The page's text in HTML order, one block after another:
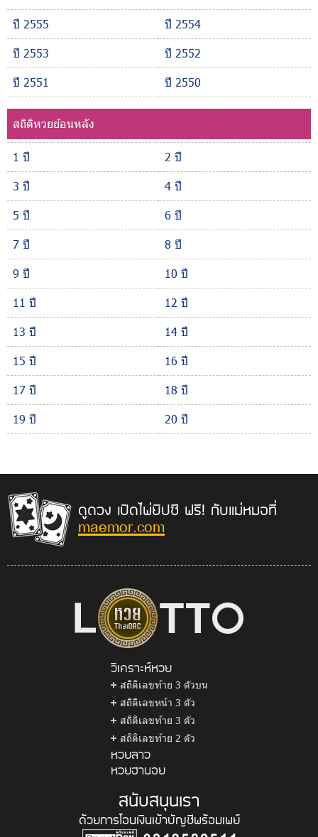
ปี 2555
ปี 2554
ปี 2553
ปี 2552
ปี 2551
ปี 2550
สถิติหวยย้อนหลัง
1 ปี
2 ปี
3 ปี
4 ปี
5 ปี
6 ปี
7 ปี
8 ปี
9 ปี
10 ปี
11 ปี
12 ปี
13 ปี
14 ปี
15 ปี
16 ปี
17 ปี
18 ปี
19 ปี
20 ปี
ดูดวง เปิดไพ่ยิปซี ฟรี! กับแม่หมอที่
maemor.com
วิเคราะห์หวย
สถิติเลขท้าย 3 ตัวบน
สถิติเลขหน้า 3 ตัว
สถิติเลขท้าย 3 ตัว
สถิติเลขท้าย 2 ตัว
หวยลาว
หวยฮานอย
สนับสนุนเรา
ด้วยการโอนเงินเข้าบัญชีพร้อมเพย์